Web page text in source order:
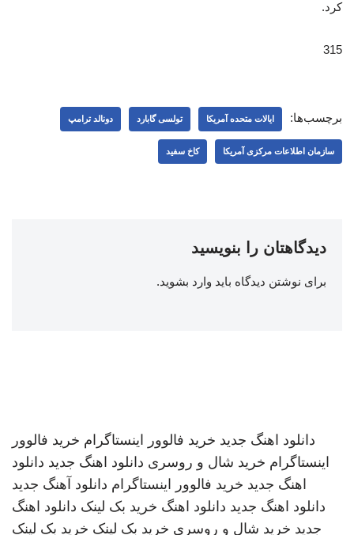
کرد.
315
برچسب‌ها: ایالات متحده آمریکا تولسی گابارد دونالد ترامپ
سازمان اطلاعات مرکزی آمریکا کاخ سفید
دیدگاهتان را بنویسید
برای نوشتن دیدگاه باید وارد بشوید.
دانلود اهنگ جدید خرید فالوور اینستاگرام خرید فالوور
اینستاگرام خرید شال و روسری دانلود اهنگ جدید دانلود
اهنگ جدید خرید فالوور اینستاگرام دانلود آهنگ جدید
دانلود اهنگ جدید دانلود اهنگ خرید بک لینک دانلود اهنگ
جدید خرید شال و روسری خرید بک لینک خرید بک لینک